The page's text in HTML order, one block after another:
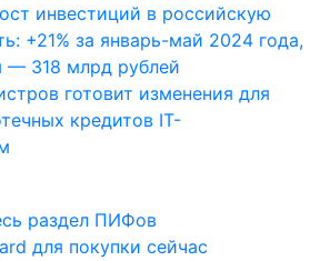
инвестиций в российскую
+21% за январь-май 2024 года,
318 млрд рублей
готовит изменения для
кредитов IT-
для покупки сейчас